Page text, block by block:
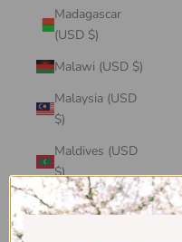
Madagascar
(USD $)
Malawi (USD $)
Malaysia (USD
$)
Maldives (USD
$)
Mali (USD $)